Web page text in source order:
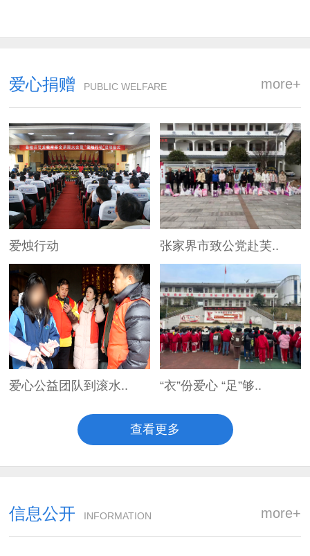
爱心捐赠 PUBLIC WELFARE more+
爱烛行动 张家界市致公党赴芙..
爱心公益团队到滚水.. “衣”份爱心 “足”够..
查看更多
信息公开 INFORMATION more+